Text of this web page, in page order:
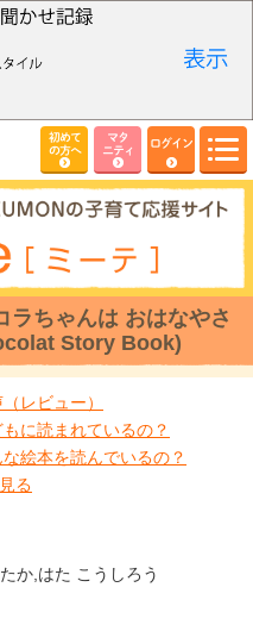
初めて
の方へ
マタ
ニティ
ログイン
ちゃんは おはなやさ
Story Book)
レビュー）
に読まれているの？
絵本を読んでいるの？
る
か,はた こうしろう